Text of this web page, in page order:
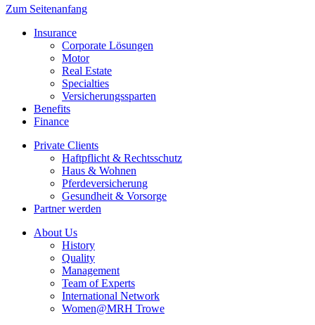
MRH Trowe
Zum Seitenanfang
Insurance
Corporate Lösungen
Motor
Real Estate
Specialties
Versicherungssparten
Benefits
Finance
Private Clients
Haftpflicht & Rechtsschutz
Haus & Wohnen
Pferdeversicherung
Gesundheit & Vorsorge
Partner werden
About Us
History
Quality
Management
Team of Experts
International Network
Women@MRH Trowe